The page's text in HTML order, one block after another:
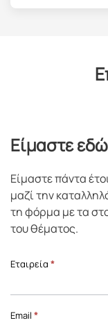
Είμαστε
Είμαστε πάντα
μαζί την
τη φόρμα με τα
του θέματος.
Επικοινωνία
Page
Εταιρεία *
Email *